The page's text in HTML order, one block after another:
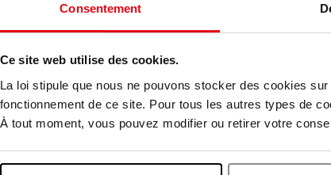
Consentement
Ce site web utilise des cookies.
La loi stipule que nous ne pouvons stocker des cookies
fonctionnement de ce site. Pour tous les autres types de
À tout moment, vous pouvez modifier ou retirer votre
APRIL
Monoi Ylang Badspons
€ 1,90 Bestel nu!